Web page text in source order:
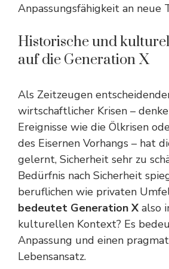
Anpassungsfähigkeit an neue
Historische und
auf die Generation X
Als Zeitzeugen
wirtschaftlicher Krisen –
Ereignisse wie die Ölkrisen
des Eisernen Vorhangs – hat
gelernt, Sicherheit sehr zu
Bedürfnis nach Sicherheit
beruflichen wie privaten
bedeutet Generation X also
kulturellen Kontext? Es
Anpassung und einen
Lebensansatz.